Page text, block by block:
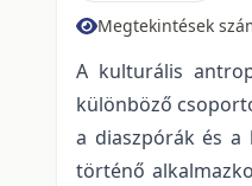
Megtekintések
A kulturális
különböző
a diaszpórák és a
történő